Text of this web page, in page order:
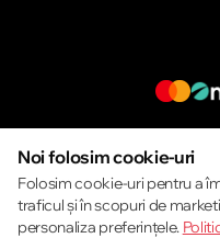
©
Noi folosim cookie-uri
Folosim cookie-uri pentru a
traficul și în scopuri de
personaliza preferințele.